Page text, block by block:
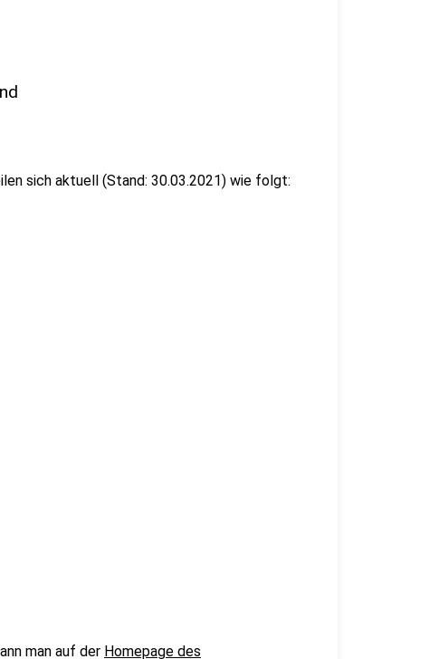
sich aktuell (Stand: 30.03.2021) wie folgt:
man auf der Homepage des